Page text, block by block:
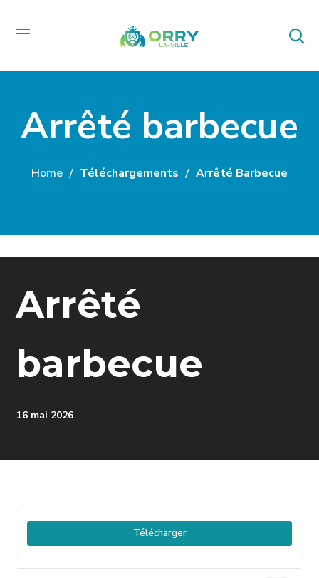
Arrêté barbecue
Home Téléchargements Arrêté Barbecue
Arrêté
barbecue
16 mai 2026
Télécharger